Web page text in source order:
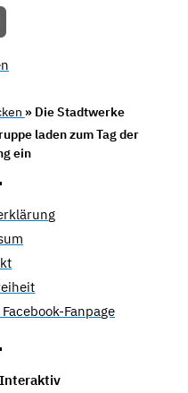
» Die Stadtwerke
laden zum Tag der
ein
Fanpage